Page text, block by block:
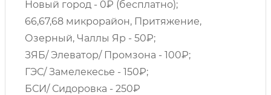
Новый город - 0₽ (бесплатно);
66,67,68 микрорайон, Притяжение,
Озерный, Чаллы Яр - 50₽;
ЗЯБ/ Элеватор/ Промзона - 100₽;
ГЭС/ Замелекесье - 150₽;
БСИ/ Сидоровка - 250₽